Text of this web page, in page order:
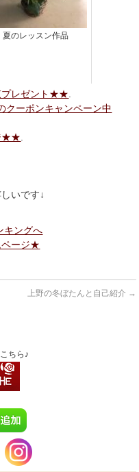
夏のレッスン作品
レゼント★★
ーポンキャンペーン中
★★
いです↓
キングへ
ージ★
上野の冬ぼたんと自己紹介 →
ちら♪